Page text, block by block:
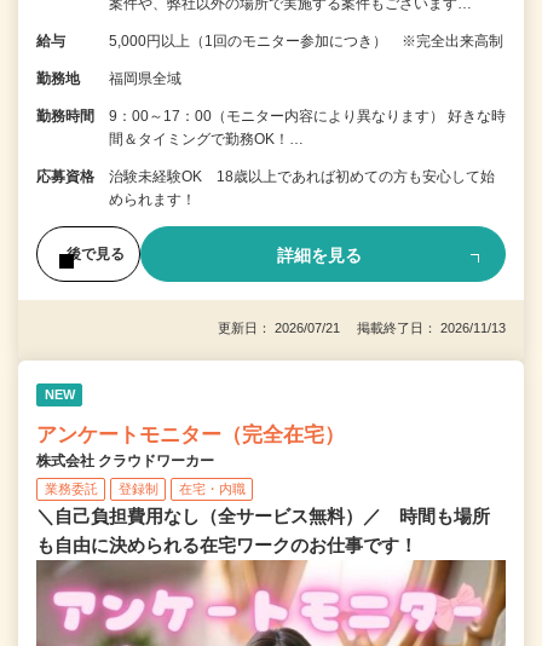
給与 5,000円以上（1回のモニター参加につき） ※完全出来高制
勤務地 福岡県全域
勤務時間
9：00～17：00（モニター内容により異なります） 好きな時
間＆タイミングで勤務OK！…
応募資格
治験未経験OK 18歳以上であれば初めての方も安心して始
められます！
後で見る 詳細を見る
更新日： 2026/07/21 掲載終了日： 2026/11/13
NEW
アンケートモニター（完全在宅）
株式会社 クラウドワーカー
業務委託 登録制 在宅・内職
＼自己負担費用なし（全サービス無料）／ 時間も場所
も自由に決められる在宅ワークのお仕事です！